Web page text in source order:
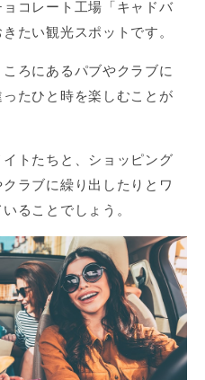
コレート工場「キャドバ
たい観光スポットです。
ろにあるパブやクラブに
たひと時を楽しむことが
トたちと、ショッピング
ラブに繰り出したりとワ
ることでしょう。